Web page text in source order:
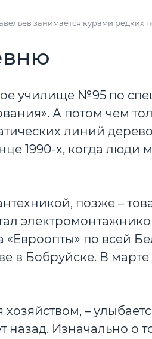
занимается курами редких
училище №95 по
А потом чем
линий
1990-х, когда люди
позже –
по всей
в Бобруйске. В
–
назад. Изначально о